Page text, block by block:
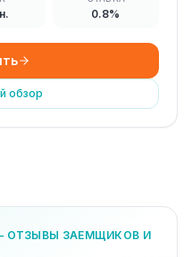
0.8%
обзор
— ОТЗЫВЫ ЗАЕМЩИКОВ И